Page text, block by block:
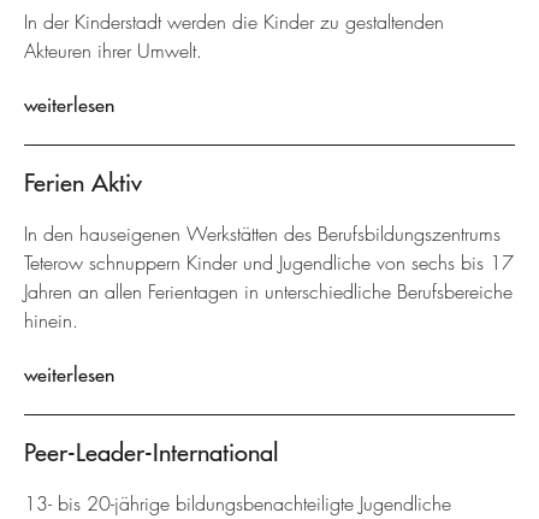
In der Kinderstadt werden die Kinder zu gestaltenden
Akteuren ihrer Umwelt.
weiterlesen
Ferien Aktiv
In den hauseigenen Werkstätten des Berufsbildungszentrums
Teterow schnuppern Kinder und Jugendliche von sechs bis 17
Jahren an allen Ferientagen in unterschiedliche Berufsbereiche
hinein.
weiterlesen
Peer-Leader-International
13- bis 20-jährige bildungsbenachteiligte Jugendliche